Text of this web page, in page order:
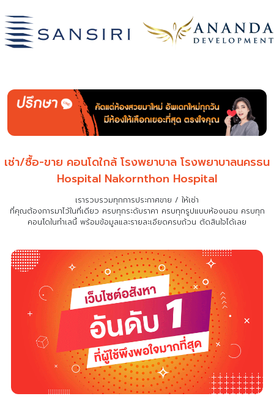
เช่า/ซื้อ-ขาย คอนโดใกล้ โรงพยาบาล โรงพยาบาลนครธน
Hospital Nakornthon Hospital
เรารวบรวมทุกการประกาศขาย / ให้เช่า
ที่คุณต้องการมาไว้ในที่เดียว ครบทุกระดับราคา ครบทุกรูปแบบห้องนอน ครบทุก
คอนโดในทำเลนี้ พร้อมข้อมูลและรายละเอียดครบถ้วน ตัดสินใจได้เลย